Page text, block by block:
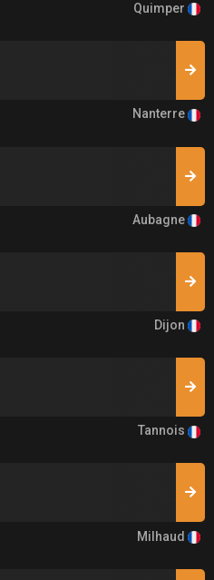
Quimper
Nanterre
Aubagne
Dijon
Tannois
Milhaud